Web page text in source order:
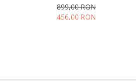
899,00 RON
456,00 RON